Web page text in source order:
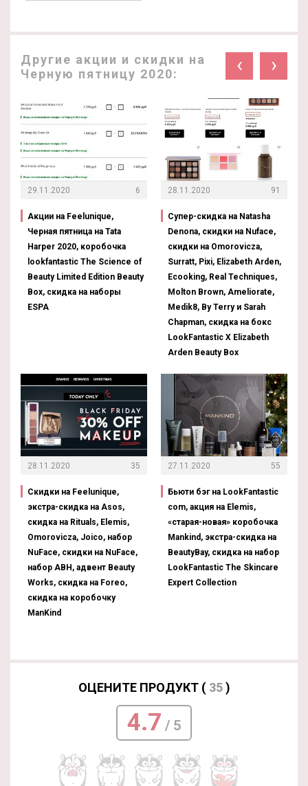
Другие акции и скидки на
Черную пятницу 2020:
‹ ›
29.11.2020 6
Акции на Feelunique,
Черная пятница на Tata
Harper 2020, коробочка
lookfantastic The Science of
Beauty Limited Edition Beauty
Box, скидка на наборы
ESPA
28.11.2020 35
Скидки на Feelunique,
экстра-скидка на Asos,
скидка на Rituals, Elemis,
Omorovicza, Joico, набор
NuFace, скидки на NuFace,
набор ABH, адвент Beauty
Works, скидка на Foreo,
скидка на коробочку
ManKind
28.11.2020 91
Супер-скидка на Natasha
Denona, скидки на Nuface,
скидки на Omorovicza,
Surratt, Pixi, Elizabeth Arden,
Ecooking, Real Techniques,
Molton Brown, Ameliorate,
Medik8, By Terry и Sarah
Chapman, скидка на бокс
LookFantastic X Elizabeth
Arden Beauty Box
27.11.2020 55
Бьюти бэг на LookFantastic
com, акция на Elemis,
«старая-новая» коробочка
Mankind, экстра-скидка на
BeautyBay, скидка на набор
LookFantastic The Skincare
Expert Collection
ОЦЕНИТЕ ПРОДУКТ ( 35)
4.7 / 5